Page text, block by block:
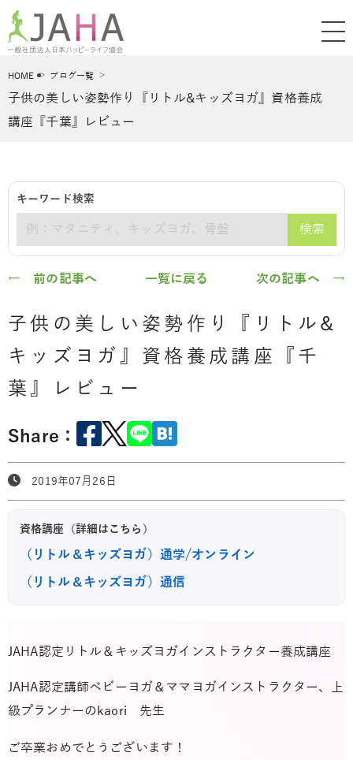
HOME ブログ一覧
子供の美しい姿勢作り『リトル&キッズヨガ』資格養成
講座『千葉』レビュー
キーワード検索
検索
← 前の記事へ 一覧に戻る 次の記事へ →
子供の美しい姿勢作り『リトル&
キッズヨガ』資格養成講座『千
葉』レビュー
Share：
2019年07月26日
資格講座（詳細はこちら）
（リトル＆キッズヨガ）通学/オンライン
（リトル＆キッズヨガ）通信
JAHA認定リトル＆キッズヨガインストラクター養成講座
JAHA認定講師ベビーヨガ＆ママヨガインストラクター、上
級プランナーのkaori 先生
ご卒業おめでとうございます！